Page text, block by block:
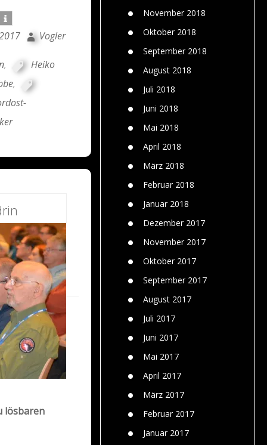
November 2018
Oktober 2018
September 2018
August 2018
Juli 2018
Juni 2018
Mai 2018
April 2018
März 2018
Februar 2018
Januar 2018
Dezember 2017
November 2017
Oktober 2017
September 2017
August 2017
Juli 2017
Juni 2017
Mai 2017
April 2017
März 2017
Februar 2017
Januar 2017
Vogler
,
Heiko
,
lösbaren